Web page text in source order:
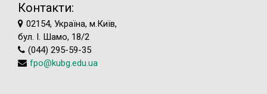
Контакти:
02154, Україна, м.Київ,
бул. І. Шамо, 18/2
(044) 295-59-35
fpo@kubg.edu.ua